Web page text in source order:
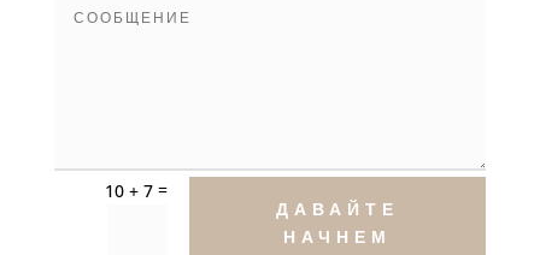
10 + 7 =
ДАВАЙТЕ
НАЧНЕМ